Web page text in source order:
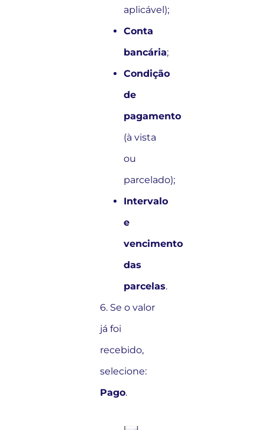
aplicável);
Conta
bancária;
Condição
de
pagamento
(à vista
ou
parcelado);
Intervalo
e
vencimento
das
parcelas.
6. Se o valor
já foi
recebido,
selecione:
Pago.